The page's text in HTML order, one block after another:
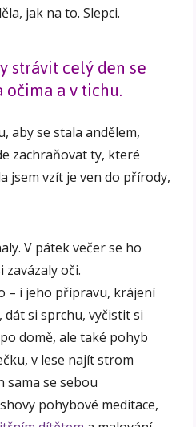
jak na to. Slepci.
strávit celý den se
očima a v tichu.
aby se stala andělem,
zachraňovat ty, které
jsem vzít je ven do přírody,
V pátek večer se ho
zavázaly oči.
– i jeho přípravu, krájení
si sprchu, vyčistit si
domě, ale také pohyb
v lese najít strom
sama se sebou
pohybové meditace,